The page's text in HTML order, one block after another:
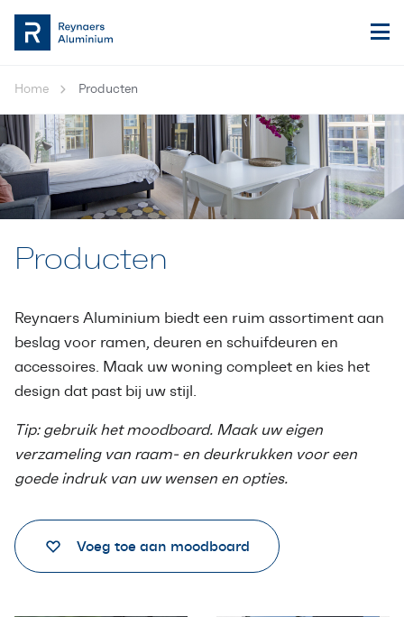
Home Producten
Producten
Reynaers Aluminium biedt een ruim assortiment aan
beslag voor ramen, deuren en schuifdeuren en
accessoires. Maak uw woning compleet en kies het
design dat past bij uw stijl.
Tip: gebruik het moodboard. Maak uw eigen
verzameling van raam- en deurkrukken voor een
goede indruk van uw wensen en opties.
Voeg toe aan moodboard